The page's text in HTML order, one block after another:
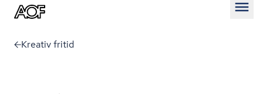
Kreativ fritid